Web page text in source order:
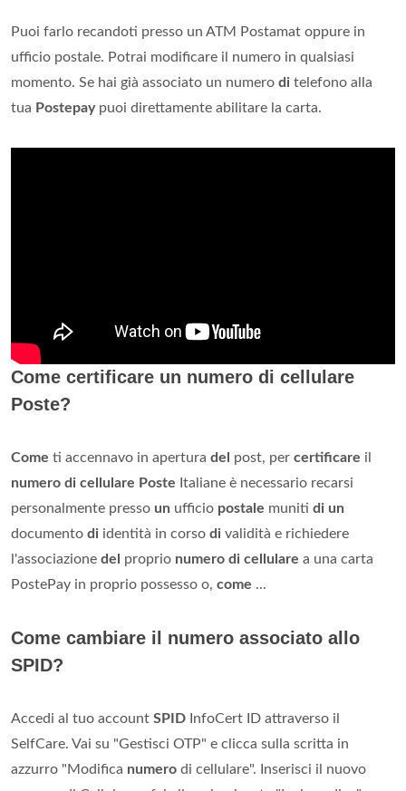
Puoi farlo recandoti presso un ATM Postamat oppure in
ufficio postale. Potrai modificare il numero in qualsiasi
momento. Se hai già associato un numero di telefono alla
tua Postepaypuoi direttamente abilitare la carta.
Come certificare un numero di cellulare
Poste?
Come ti accennavo in apertura del post, per certificare il
numero di cellulare Poste Italiane è necessario recarsi
personalmente presso un ufficio postale muniti di un
documento di identità in corso di validità e richiedere
l'associazione del proprio numero di cellulare a una carta
PostePay in proprio possesso o, come ...
Come cambiare il numero associato allo
SPID?
Accedi al tuo account SPID InfoCert ID attraverso il
SelfCare. Vai su "Gestisci OTP" e clicca sulla scritta in
azzurro "Modifica numero di cellulare". Inserisci il nuovo